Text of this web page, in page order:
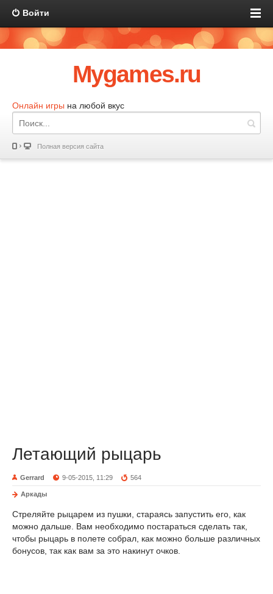
Войти
Mygames.ru
Онлайн игры на любой вкус
Полная версия сайта
Летающий рыцарь
Gerrard 9-05-2015, 11:29 564
Аркады
Стреляйте рыцарем из пушки, стараясь запустить его, как
можно дальше. Вам необходимо постараться сделать так,
чтобы рыцарь в полете собрал, как можно больше различных
бонусов, так как вам за это накинут очков.